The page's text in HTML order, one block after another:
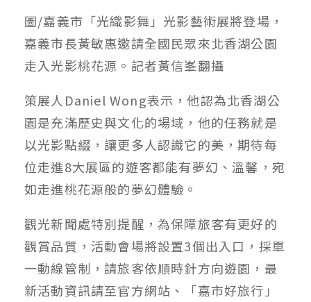
圖/嘉義市「光織影舞」光影藝術展將登場，
嘉義市長黃敏惠邀請全國民眾來北香湖公園
走入光影桃花源。記者黃信峯翻攝
策展人Daniel Wong表示，他認為北香湖公
園是充滿歷史與文化的場域，他的任務就是
以光影點綴，讓更多人認識它的美，期待每
位走進8大展區的遊客都能有夢幻、溫馨，宛
如走進桃花源般的夢幻體驗。
觀光新聞處特別提醒，為保障旅客有更好的
觀賞品質，活動會場將設置3個出入口，採單
一動線管制，請旅客依順時針方向遊園，最
新活動資訊請至官方網站、「嘉市好旅行」